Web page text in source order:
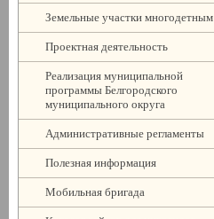
Земельные участки многодетным
Проектная деятельность
Реализация муниципальной
программы Белгородского
муниципального округа
Административные регламенты
Полезная информация
Мобильная бригада